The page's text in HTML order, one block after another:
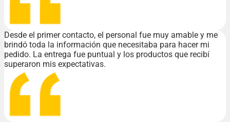
Desde el primer contacto, el personal fue muy amable y me
brindó toda la información que necesitaba para hacer mi
pedido. La entrega fue puntual y los productos que recibí
superaron mis expectativas.